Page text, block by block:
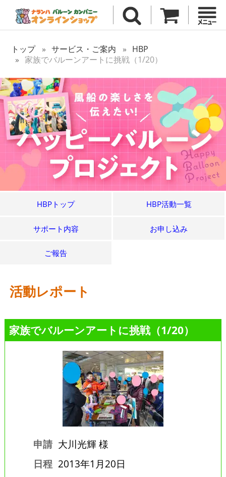
トップ サービス・ご案内
HBP
家族でバルーンアートに挑戦（1/20）
HBPトップ HBP活動一覧
サポート内容 お申し込み
ご報告
活動レポート
家族でバルーンアートに挑戦（1/20）
申請 大川光輝 様
日程 2013年1月20日